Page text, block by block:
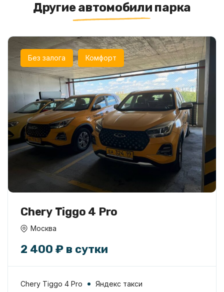
Другие автомобили парка
Без залога Комфорт
Chery Tiggo 4 Pro
Москва
2 400 ₽ в сутки
Chery Tiggo 4 Pro Яндекс такси